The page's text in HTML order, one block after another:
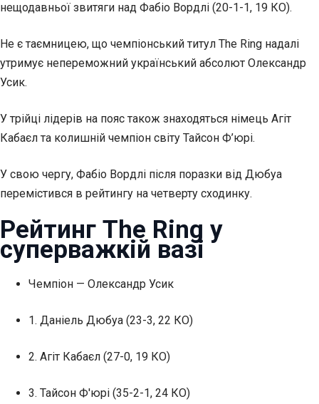
нещодавньої звитяги над Фабіо Вордлі (20-1-1, 19 КО).
Не є таємницею, що чемпіонський титул The Ring надалі
утримує непереможний український абсолют Олександр
Усик.
У трійці лідерів на пояс також знаходяться німець Агіт
Кабаєл та колишній чемпіон світу Тайсон Ф’юрі.
У свою чергу, Фабіо Вордлі після поразки від Дюбуа
перемістився в рейтингу на четверту сходинку.
Рейтинг The Ring у
суперважкій вазі
Чемпіон — Олександр Усик
1. Даніель Дюбуа (23-3, 22 КО)
2. Агіт Кабаєл (27-0, 19 КО)
3. Тайсон Ф'юрі (35-2-1, 24 КО)